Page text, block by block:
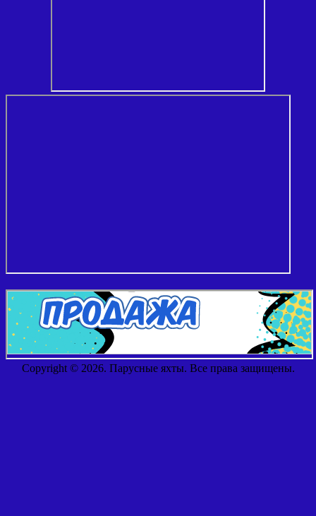
Copyright © 2026. Парусные яхты. Все права защищены.